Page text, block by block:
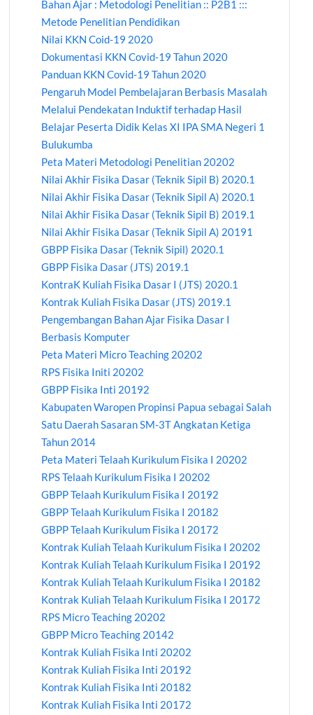
Bahan Ajar : Metodologi Penelitian :: P2B1 :::
Metode Penelitian Pendidikan
Nilai KKN Coid-19 2020
Dokumentasi KKN Covid-19 Tahun 2020
Panduan KKN Covid-19 Tahun 2020
Pengaruh Model Pembelajaran Berbasis Masalah
Melalui Pendekatan Induktif terhadap Hasil
Belajar Peserta Didik Kelas XI IPA SMA Negeri 1
Bulukumba
Peta Materi Metodologi Penelitian 20202
Nilai Akhir Fisika Dasar (Teknik Sipil B) 2020.1
Nilai Akhir Fisika Dasar (Teknik Sipil A) 2020.1
Nilai Akhir Fisika Dasar (Teknik Sipil B) 2019.1
Nilai Akhir Fisika Dasar (Teknik Sipil A) 20191
GBPP Fisika Dasar (Teknik Sipil) 2020.1
GBPP Fisika Dasar (JTS) 2019.1
KontraK Kuliah Fisika Dasar I (JTS) 2020.1
Kontrak Kuliah Fisika Dasar (JTS) 2019.1
Pengembangan Bahan Ajar Fisika Dasar I
Berbasis Komputer
Peta Materi Micro Teaching 20202
RPS Fisika Initi 20202
GBPP Fisika Inti 20192
Kabupaten Waropen Propinsi Papua sebagai Salah
Satu Daerah Sasaran SM-3T Angkatan Ketiga
Tahun 2014
Peta Materi Telaah Kurikulum Fisika I 20202
RPS Telaah Kurikulum Fisika I 20202
GBPP Telaah Kurikulum Fisika I 20192
GBPP Telaah Kurikulum Fisika I 20182
GBPP Telaah Kurikulum Fisika I 20172
Kontrak Kuliah Telaah Kurikulum Fisika I 20202
Kontrak Kuliah Telaah Kurikulum Fisika I 20192
Kontrak Kuliah Telaah Kurikulum Fisika I 20182
Kontrak Kuliah Telaah Kurikulum Fisika I 20172
RPS Micro Teaching 20202
GBPP Micro Teaching 20142
Kontrak Kuliah Fisika Inti 20202
Kontrak Kuliah Fisika Inti 20192
Kontrak Kuliah Fisika Inti 20182
Kontrak Kuliah Fisika Inti 20172